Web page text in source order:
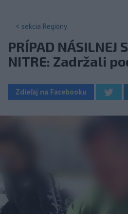
< sekcia Regióny
PRÍPAD NÁSILNEJ
NITRE: Zadržali
Zdieľaj na Facebooku